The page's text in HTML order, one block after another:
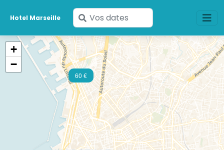
Hotel Marseille
Saisissez
vos
dates
60 €
+
−